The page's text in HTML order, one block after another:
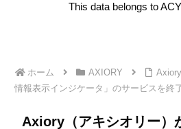
This data belongs to
ホーム AXIORY
情報表示インジケータ」のサービスを終
Axiory（アキシオリー）